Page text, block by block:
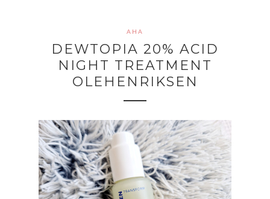
AHA
DEWTOPIA 20% ACID
NIGHT TREATMENT
OLEHENRIKSEN